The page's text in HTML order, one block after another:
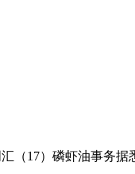
）磷虾油事务据